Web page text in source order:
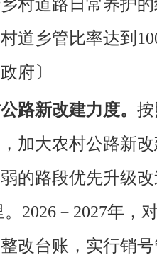
村道路日常养护
道乡管比率达到
府〕
路新改建力度。
加大农村公路新
的路段优先升级
2026－2027年，
改台账，实行销